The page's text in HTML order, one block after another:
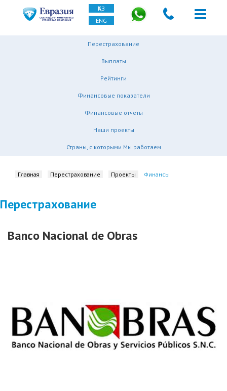
ҚАЗ
ENG
Перестрахование
Выплаты
Рейтинги
Финансовые показатели
Финансовые отчеты
Наши проекты
Страны, с которыми Мы работаем
Главная Перестрахование Проекты Финансы
Перестрахование
Banco Nacional de Obras